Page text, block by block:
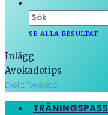
SE ALLA RESULTAT
Inlägg
Avokadotips
DelaTweeta
TRÄNINGSPASS